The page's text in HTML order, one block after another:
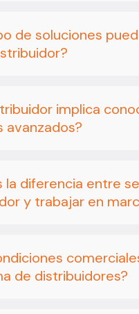
de soluciones
implica
avanzados?
la diferencia entre
y trabajar en
de distribuidores?